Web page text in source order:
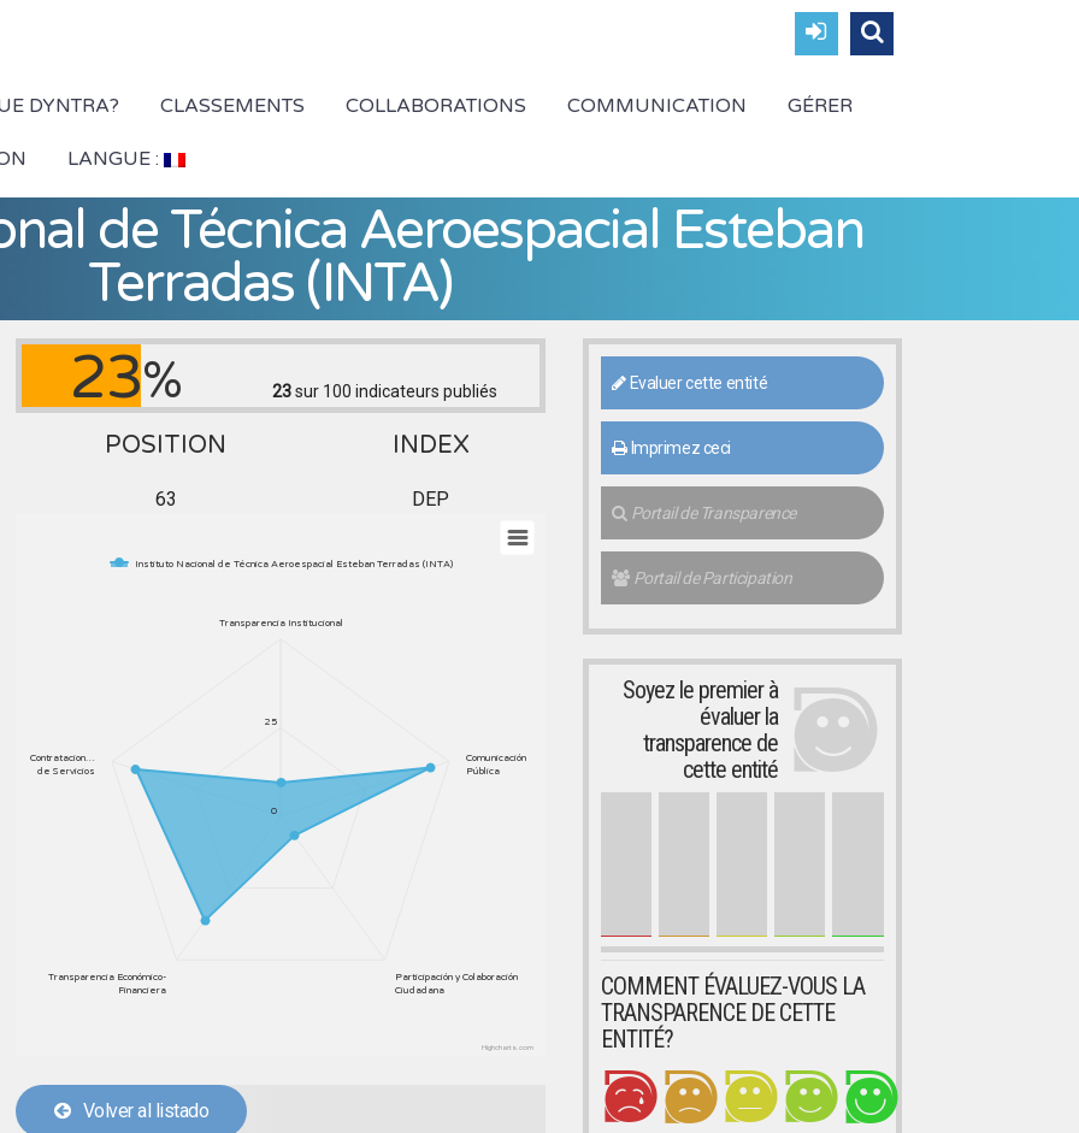
DYNTRA? CLASSEMENTS COLLABORATIONS COMMUNICATION GÉRER
LANGUE :
de Técnica Aeroespacial Esteban
Terradas (INTA)
23% 23sur 100 indicateurs publiés
POSITION INDEX
63 DEP
Instituto Nacional de Técnica Aeroespacial Esteban Terradas (INTA)
Transparencia Institucional
Comunicación
Pública
Participación y Colaboración
Ciudadana
Transparencia Económico-
Financiera
Contratacion…
de Servicios
0
25
Highcharts.com
Volver al listado
Evaluer cette entité
Imprimez ceci
Portail de Transparence
Portail de Participation
Soyez le premier à
évaluer la
transparence de
cette entité
COMMENT ÉVALUEZ-VOUS LA
TRANSPARENCE DE CETTE
ENTITÉ?